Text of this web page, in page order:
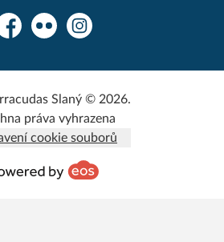
Flickr Instagram
Slaný © 2026.
práva vyhrazena
cookie souborů